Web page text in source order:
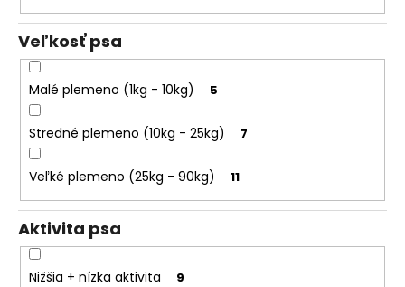
o
v
Veľkosť psa
Malé plemeno (1kg - 10kg) 5
Stredné plemeno (10kg - 25kg) 7
Veľké plemeno (25kg - 90kg) 11
Aktivita psa
Nižšia + nízka aktivita 9
ú
č
a
m